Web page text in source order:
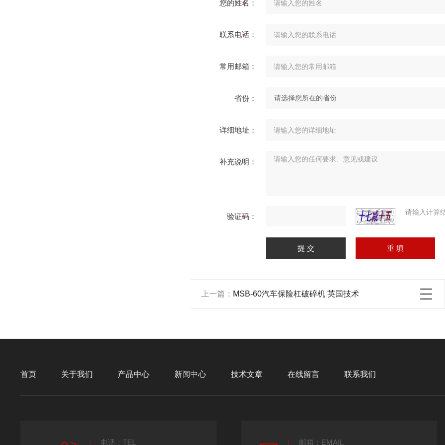
您的姓名：
联系电话：
常用邮箱：
省份：
详细地址：
补充说明：
验证码： 请输入计算
上一篇： MSB-60汽车保险杠破碎机 英国技术
首页 关于我们 产品中心 新闻中心 技术文章 在线留言 联系我们
电话：TEL 邮箱：EMAIL